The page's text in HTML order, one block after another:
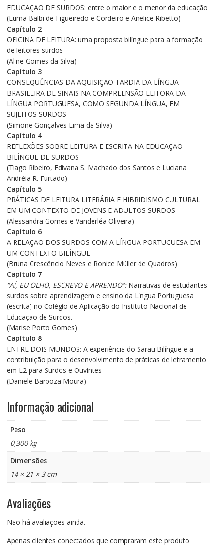
EDUCAÇÃO DE SURDOS: entre o maior e o menor da educação
(Luma Balbi de Figueiredo e Cordeiro e Anelice Ribetto)
Capítulo 2
OFICINA DE LEITURA: uma proposta bilíngue para a formação
de leitores surdos
(Aline Gomes da Silva)
Capítulo 3
CONSEQUÊNCIAS DA AQUISIÇÃO TARDIA DA LÍNGUA
BRASILEIRA DE SINAIS NA COMPREENSÃO LEITORA DA
LÍNGUA PORTUGUESA, COMO SEGUNDA LÍNGUA, EM
SUJEITOS SURDOS
(Simone Gonçalves Lima da Silva)
Capítulo 4
REFLEXÕES SOBRE LEITURA E ESCRITA NA EDUCAÇÃO
BILÍNGUE DE SURDOS
(Tiago Ribeiro, Edivana S. Machado dos Santos e Luciana
Andréia R. Furtado)
Capítulo 5
PRÁTICAS DE LEITURA LITERÁRIA E HIBRIDISMO CULTURAL
EM UM CONTEXTO DE JOVENS E ADULTOS SURDOS
(Alessandra Gomes e Vanderléa Oliveira)
Capítulo 6
A RELAÇÃO DOS SURDOS COM A LÍNGUA PORTUGUESA EM
UM CONTEXTO BILÍNGUE
(Bruna Crescêncio Neves e Ronice Müller de Quadros)
Capítulo 7
“AÍ, EU OLHO, ESCREVO E APRENDO”: Narrativas de estudantes
surdos sobre aprendizagem e ensino da Língua Portuguesa
(escrita) no Colégio de Aplicação do Instituto Nacional de
Educação de Surdos.
(Marise Porto Gomes)
Capítulo 8
ENTRE DOIS MUNDOS: A experiência do Sarau Bilíngue e a
contribuição para o desenvolvimento de práticas de letramento
em L2 para Surdos e Ouvintes
(Daniele Barboza Moura)
Informação adicional
Peso
0,300 kg
Dimensões
14 × 21 × 3 cm
Avaliações
Não há avaliações ainda.
Apenas clientes conectados que compraram este produto